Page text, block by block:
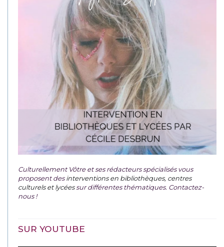
Culturellement Vôtre et ses rédacteurs spécialisés vous
proposent desinterventions en bibliothèques, centres
culturels et lycéessur différentes thématiques. Contactez-
nous !
SUR YOUTUBE